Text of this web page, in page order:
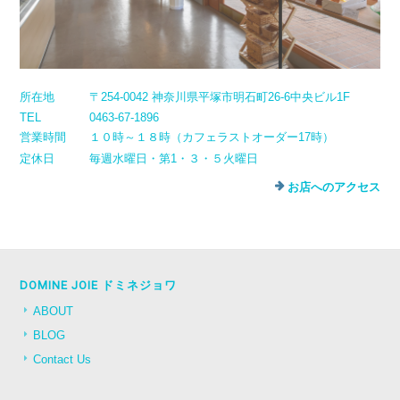
所在地
〒254-0042 神奈川県平塚市明石町26-6中央ビル1F
TEL
0463-67-1896
営業時間
１０時～１８時（カフェラストオーダー17時）
定休日
毎週水曜日・第1・３・５火曜日
お店へのアクセス
DOMINE JOIE ドミネジョワ
ABOUT
BLOG
Contact Us